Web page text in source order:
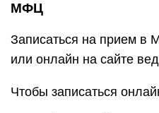
МФЦ
Записаться на прием
или онлайн на сайте
Чтобы записаться